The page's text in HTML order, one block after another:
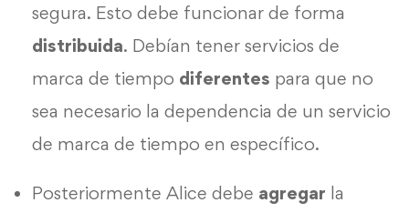
segura. Esto debe funcionar de forma
distribuida. Debían tener servicios de
marca de tiempo diferentes para que no
sea necesario la dependencia de un servicio
de marca de tiempo en específico.
Posteriormente Alice debe agregar la